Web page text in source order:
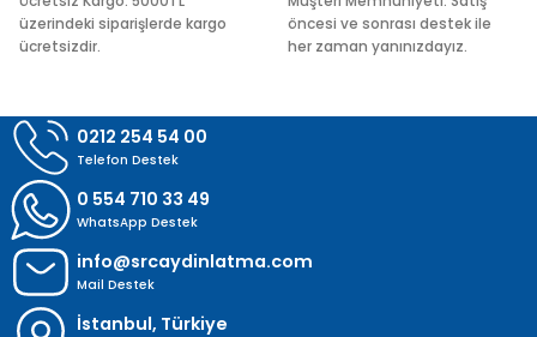
üzerindeki siparişlerde kargo
ücretsizdir.
öncesi ve sonrası destek ile
her zaman yanınızdayız.
0212 254 54 00
Telefon Destek
0 554 710 33 49
WhatsApp Destek
info@srcaydinlatma.com
Mail Destek
İstanbul, Türkiye